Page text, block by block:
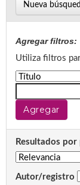
Nueva
Agregar filtros:
Utiliza filtros
Resultados por
Autor/registro